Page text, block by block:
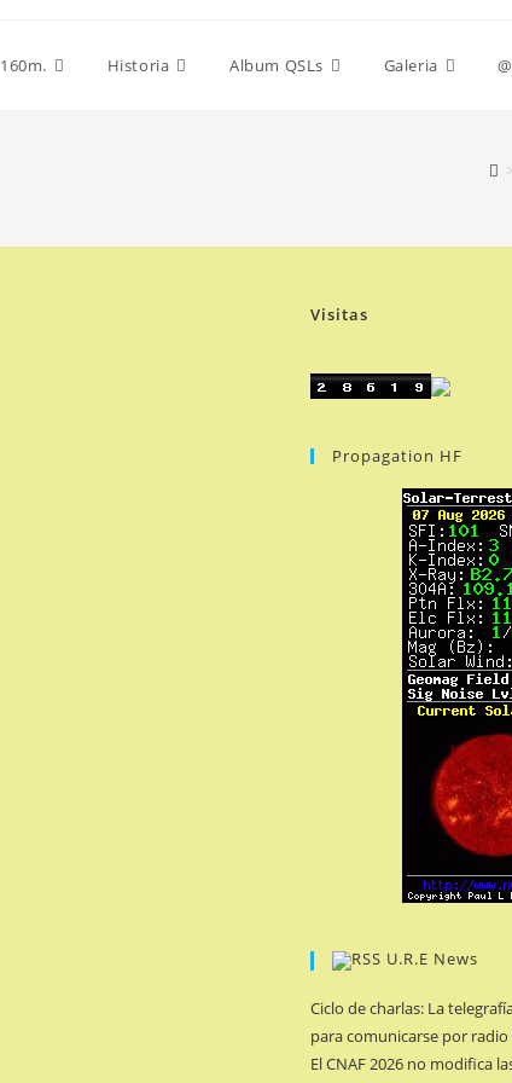
160m. Historia Album QSLs Galeria
>
Visitas
Propagation HF
U.R.E News
Ciclo de charlas: La
para comunicarse por radio
El CNAF 2026 no modifica